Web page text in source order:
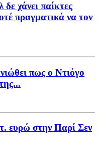
χάνει παίκτες
πραγματικά να τον
πως ο Ντιόγο
ευρώ στην Παρί Σεν